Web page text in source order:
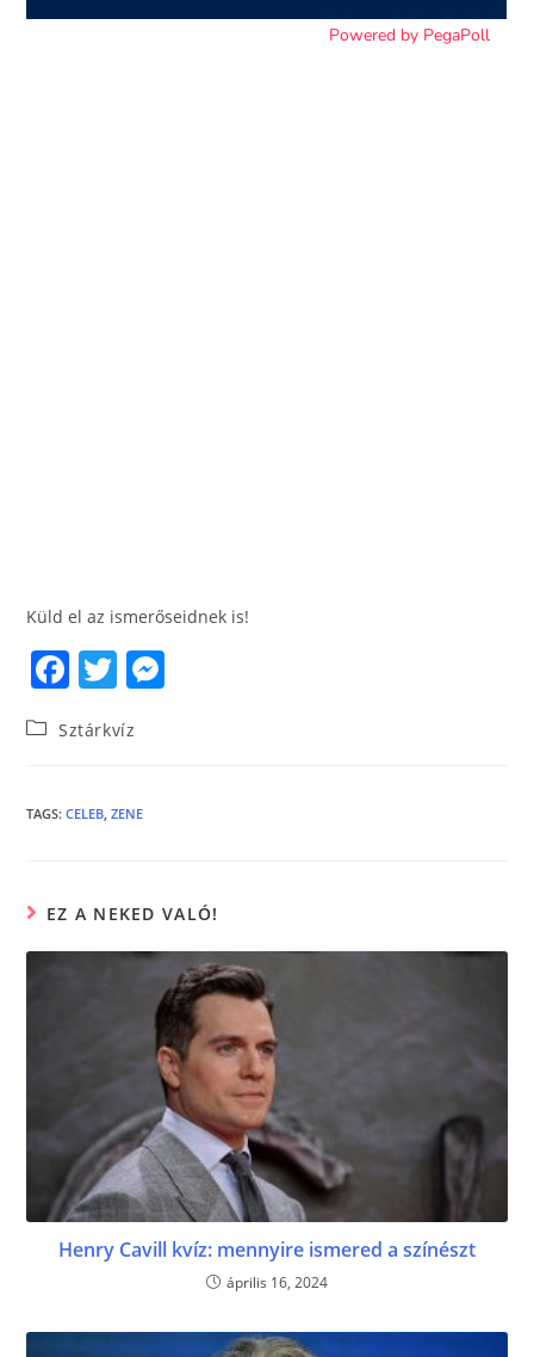
Küld el az ismerőseidnek is!
F
c
b
o
k
T
itt
er
Sztárkvíz
TAGS:CELEB, ZENE
EZ A NEKED VALÓ!
Henry Cavill kvíz: mennyire ismered a színészt
április 16, 2024